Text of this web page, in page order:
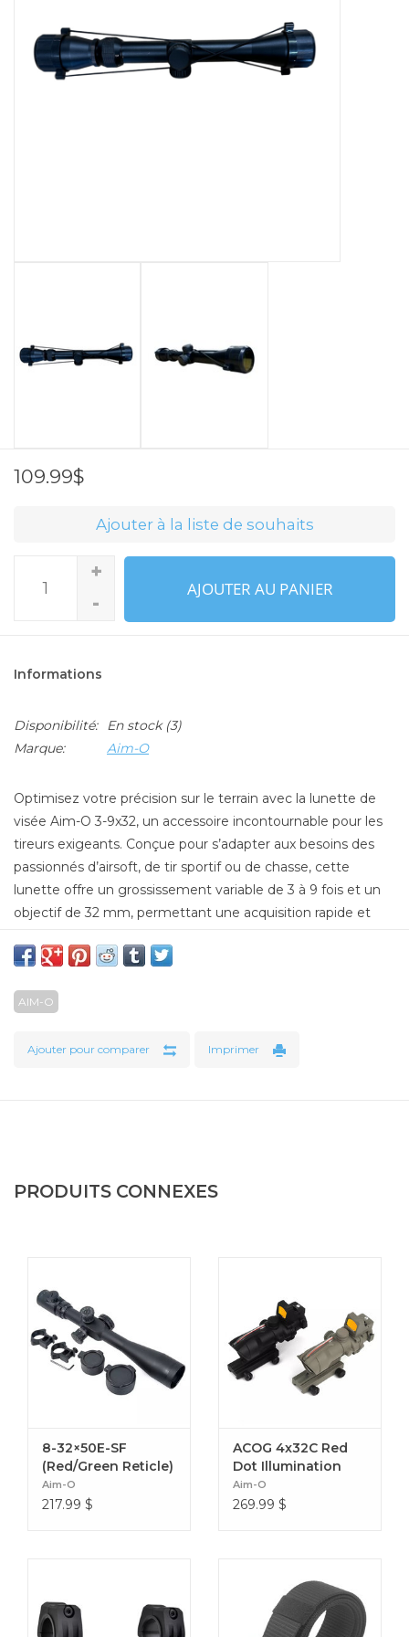
109.99$
Ajouter à la liste de souhaits
+
-
AJOUTER AU PANIER
Informations
Disponibilité: En stock(3)
Marque:
Aim-O
Optimisez votre précision sur le terrain avec la lunette de
visée Aim-O 3-9x32, un accessoire incontournable pour les
tireurs exigeants. Conçue pour s’adapter aux besoins des
passionnés d’airsoft, de tir sportif ou de chasse, cette
lunette offre un grossissement variable de 3 à 9 fois et un
objectif de 32 mm, permettant une acquisition rapide et
AIM-O
Ajouter pour comparer Imprimer
PRODUITS CONNEXES
8-32×50E-SF
(Red/Green Reticle)
Aim-O
217.99 $
ACOG 4x32C Red
Dot Illumination
Source Fiber with
RMR Sight
Aim-O
269.99 $